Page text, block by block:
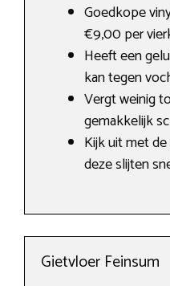
Goedkope
€9,00 per
Heeft een
kan tegen
Vergt weinig
gemakkelijk
Kijk uit met
deze slijten
Gietvloer Feinsum